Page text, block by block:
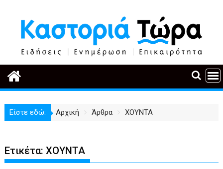
περιεχόμενο
Είστε εδώ: Αρχική Άρθρα ΧΟΥΝΤΑ
Ετικέτα:ΧΟΥΝΤΑ